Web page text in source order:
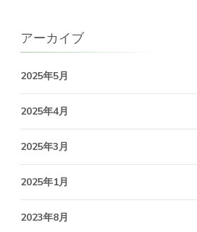
アーカイブ
2025年5月
2025年4月
2025年3月
2025年1月
2023年8月